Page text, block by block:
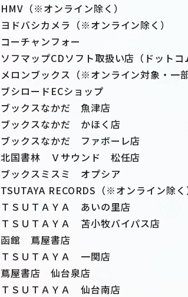
HMV（※オンライン除く）
ヨドバシカメラ（※オンライン除く）
コーチャンフォー
ソフマップCDソフト取扱い店（ドット
メロンブックス（※オンライン対象・一部
ブシロードECショップ
ブックスなかだ 魚津店
ブックスなかだ かほく店
ブックスなかだ ファボーレ店
北国書林 Ｖサウンド 松任店
ブックスミスミ オプシア
TSUTAYA RECORDS（※オンライン除く
ＴＳＵＴＡＹＡ あいの里店
ＴＳＵＴＡＹＡ 苫小牧バイパス店
函館 蔦屋書店
ＴＳＵＴＡＹＡ 一関店
蔦屋書店 仙台泉店
ＴＳＵＴＡＹＡ 仙台南店